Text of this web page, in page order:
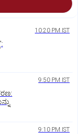
10:20 PM IST
9:50 PM IST
9:10 PM IST